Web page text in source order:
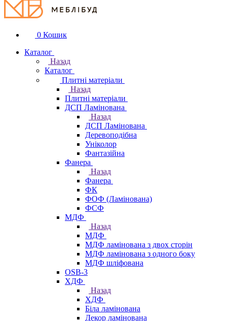
0 Кошик
Каталог
Назад
Каталог
Плитні матеріали
Назад
Плитні матеріали
ДСП Ламінована
Назад
ДСП Ламінована
Деревоподібна
Уніколор
Фантазійна
Фанера
Назад
Фанера
ФК
ФОФ (Ламінована)
ФСФ
МДФ
Назад
МДФ
МДФ ламінована з двох сторін
МДФ ламінована з одного боку
МДФ шліфована
OSB-3
ХДФ
Назад
ХДФ
Біла ламінована
Декор ламінована